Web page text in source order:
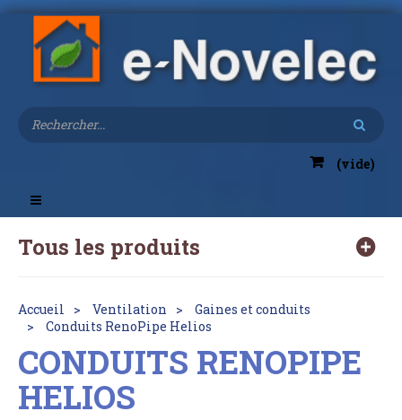
(vide)
Toggle
navigation
Tous les produits
Accueil Ventilation
Gaines et conduits
Conduits RenoPipe Helios
CONDUITS RENOPIPE
HELIOS